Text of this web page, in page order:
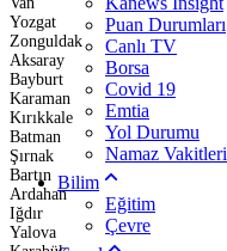
Yozgat
Zonguldak
Aksaray
Bayburt
Karaman
Kırıkkale
Batman
Şırnak
Bartın
Ardahan
Iğdır
Yalova
Puan Durumları
Canlı TV
Borsa
Covid 19
Emtia
Yol Durumu
Namaz Vakitleri
Bilim
Eğitim
Çevre